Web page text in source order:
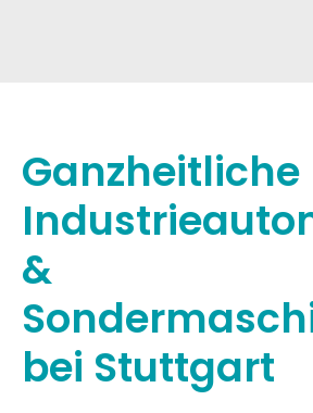
Ganzheitliche
&
bei Stuttgart